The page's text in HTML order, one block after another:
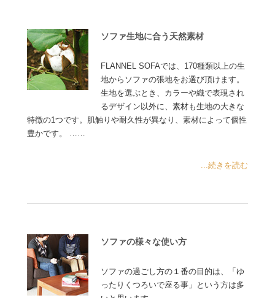
ソファ生地に合う天然素材
FLANNEL SOFAでは、170種類以上の生
地からソファの張地をお選び頂けます。
生地を選ぶとき、カラーや織で表現され
るデザイン以外に、素材も生地の大きな
特徴の1つです。肌触りや耐久性が異なり、素材によって個性
豊かです。 ……
...続きを読む
ソファの様々な使い方
ソファの過ごし方の１番の目的は、「ゆ
ったりくつろいで座る事」という方は多